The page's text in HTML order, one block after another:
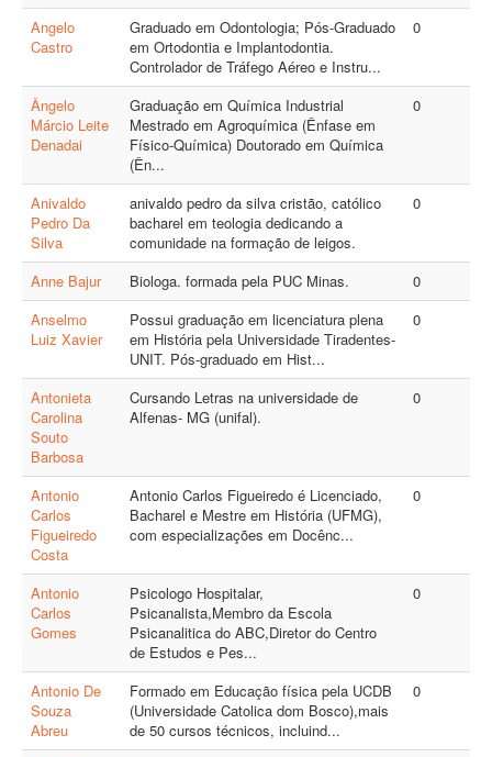
Angelo
Castro
Graduado em Odontologia; Pós-Graduado
em Ortodontia e Implantodontia.
Controlador de Tráfego Aéreo e Instru...
0
Ângelo
Márcio Leite
Denadai
Graduação em Química Industrial
Mestrado em Agroquímica (Ênfase em
Físico-Química) Doutorado em Química
(Ên...
0
Anivaldo
Pedro Da
Silva
anivaldo pedro da silva cristão, católico
bacharel em teologia dedicando a
comunidade na formação de leigos.
0
Anne Bajur Biologa. formada pela PUC Minas.
0
Anselmo
Luiz Xavier
Possui graduação em licenciatura plena
em História pela Universidade Tiradentes-
UNIT. Pós-graduado em Hist...
0
Antonieta
Carolina
Souto
Barbosa
Cursando Letras na universidade de
Alfenas- MG (unifal).
0
Antonio
Carlos
Figueiredo
Costa
Antonio Carlos Figueiredo é Licenciado,
Bacharel e Mestre em História (UFMG),
com especializações em Docênc...
0
Antonio
Carlos
Gomes
Psicologo Hospitalar,
Psicanalista,Membro da Escola
Psicanalitica do ABC,Diretor do Centro
de Estudos e Pes...
0
Antonio De
Souza
Abreu
Formado em Educação física pela UCDB
(Universidade Catolica dom Bosco),mais
de 50 cursos técnicos, incluind...
0